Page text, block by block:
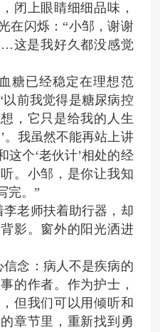
闭上眼睛细细品味，
在闪烁：“小邹，谢谢
这是我好久都没感觉
糖已经稳定在理想范
前我觉得是糖尿病控
，它只是给我的人生
。我虽然不能再站上讲
这个‘老伙计’相处的经
。小邹，是你让我知
完。”
老师扶着助行器，却
影。窗外的阳光洒进
念：病人不是疾病的
的作者。作为护士，
但我们可以用倾听和
章节里，重新找到勇